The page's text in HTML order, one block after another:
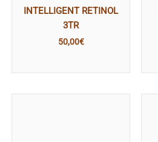
INTELLIGENT RETINOL
3TR
50,00€